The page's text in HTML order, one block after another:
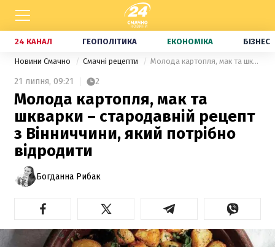
24 КАНАЛ ГЕОПОЛІТИКА ЕКОНОМІКА БІЗНЕС
Новини Смачно Смачні рецепти Молода картопля, мак та шкварки – стародавній рецепт з Вінниччини, який потрібно відродити
21 липня, 09:21 2
Молода картопля, мак та
шкварки – стародавній рецепт
з Вінниччини, який потрібно
відродити
Богданна Рибак